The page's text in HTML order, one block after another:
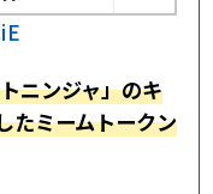
ニンジャ」のキ
たミームトークン